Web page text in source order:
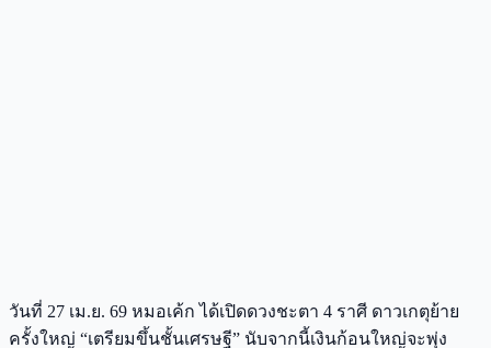
วันที่ 27 เม.ย. 69 หมอเค้ก ได้เปิดดวงชะตา 4 ราศี ดาวเกตุย้าย
ครั้งใหญ่ “เตรียมขึ้นชั้นเศรษฐี” นับจากนี้เงินก้อนใหญ่จะพุ่ง